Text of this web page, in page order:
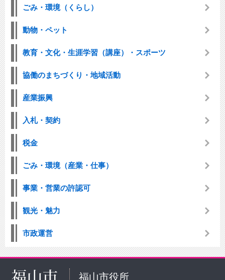
ごみ・環境（くらし）
動物・ペット
教育・文化・生涯学習（講座）・スポーツ
協働のまちづくり・地域活動
産業振興
入札・契約
税金
ごみ・環境（産業・仕事）
事業・営業の許認可
観光・魅力
市政運営
福山市役所